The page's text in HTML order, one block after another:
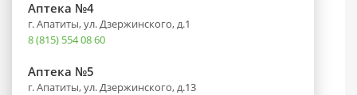
Аптека №4
г. Апатиты, ул. Дзержинского, д.1
8 (815) 554 08 60
Аптека №5
г. Апатиты, ул. Дзержинского, д.13